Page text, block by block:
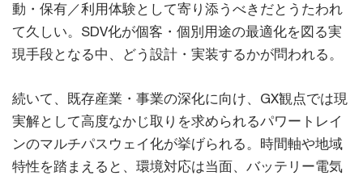
動・保有／利用体験として寄り添うべきだとうたわれ
て久しい。SDV化が個客・個別用途の最適化を図る実
現手段となる中、どう設計・実装するかが問われる。
続いて、既存産業・事業の深化に向け、GX観点では現
実解として高度なかじ取りを求められるパワートレイ
ンのマルチパスウェイ化が挙げられる。時間軸や地域
特性を踏まえると、環境対応は当面、バッテリー電気